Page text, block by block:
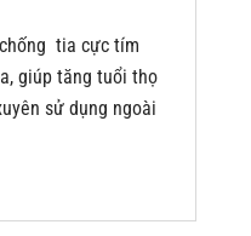
tia cực tím
giúp tăng tuổi thọ
sử dụng ngoài